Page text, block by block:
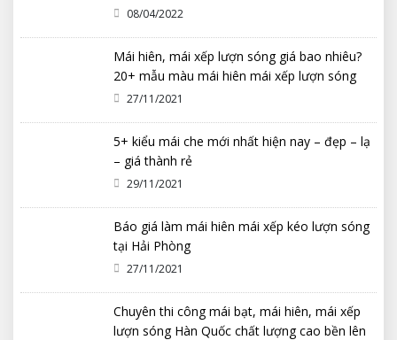
08/04/2022
Mái hiên, mái xếp lượn sóng giá bao nhiêu?
20+ mẫu màu mái hiên mái xếp lượn sóng
2022 đẹp nhất
27/11/2021
5+ kiểu mái che mới nhất hiện nay – đẹp – lạ
– giá thành rẻ
29/11/2021
Báo giá làm mái hiên mái xếp kéo lượn sóng
tại Hải Phòng
27/11/2021
Chuyên thi công mái bạt, mái hiên, mái xếp
lượn sóng Hàn Quốc chất lượng cao bền lên